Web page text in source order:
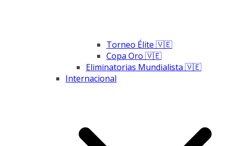
Torneo Élite 🇻🇪
Copa Oro 🇻🇪
Eliminatorias Mundialista 🇻🇪
Internacional